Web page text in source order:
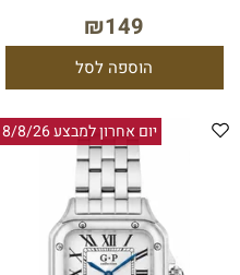
₪149
הוספה לסל
יום אחרון למבצע 8/8/26